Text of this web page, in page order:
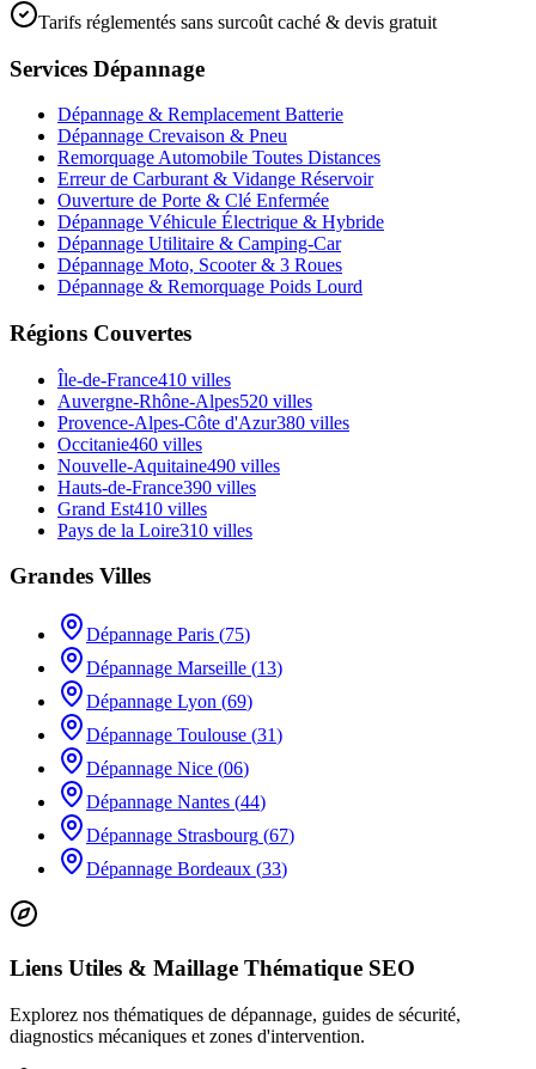
Tarifs réglementés sans surcoût caché & devis gratuit
Services Dépannage
Dépannage & Remplacement Batterie
Dépannage Crevaison & Pneu
Remorquage Automobile Toutes Distances
Erreur de Carburant & Vidange Réservoir
Ouverture de Porte & Clé Enfermée
Dépannage Véhicule Électrique & Hybride
Dépannage Utilitaire & Camping-Car
Dépannage Moto, Scooter & 3 Roues
Dépannage & Remorquage Poids Lourd
Régions Couvertes
Île-de-France410 villes
Auvergne-Rhône-Alpes520 villes
Provence-Alpes-Côte d'Azur380 villes
Occitanie460 villes
Nouvelle-Aquitaine490 villes
Hauts-de-France390 villes
Grand Est410 villes
Pays de la Loire310 villes
Grandes Villes
Dépannage Paris (75)
Dépannage Marseille (13)
Dépannage Lyon (69)
Dépannage Toulouse (31)
Dépannage Nice (06)
Dépannage Nantes (44)
Dépannage Strasbourg (67)
Dépannage Bordeaux (33)
Liens Utiles & Maillage Thématique SEO
Explorez nos thématiques de dépannage, guides de sécurité,
diagnostics mécaniques et zones d'intervention.